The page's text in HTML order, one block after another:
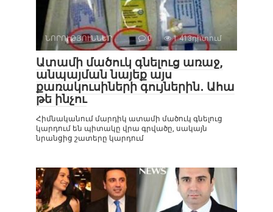
ՆՈՐՈՒԹՅՈՒՆՆԵՐ 0 1 413դիտում
Ատամի մածուկ գնելուց առաջ,
անպայման նայեք այս
քառակուսիների գույներին․ Ահա
թե ինչու
Հիմնականում մարդիկ ատամի մածուկ գնելուց
կարդում են պիտակը վրա գրվածը, սակայն
նրանցից շատերը կարդում